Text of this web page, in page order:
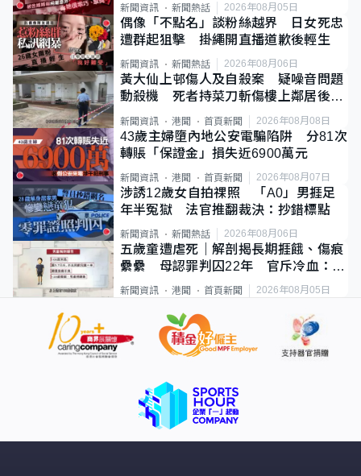
新聞資訊 新聞熱話 2026年08月05日
偶像「不點名」談粉絲越界 日女死忠
遭群起狙擊 掛繩開直播道歉後輕生
新聞資訊 新聞熱話 2026年08月06日
黃大仙上邨傷人及自殺案 疑噪音問題
動殺機 死者持菜刀斬傷樓上鄰居後墮
新聞資訊 港聞 首頁新聞 2026年08月08日
43歲主婦墮內地公安電騙陷阱 分81次
轉賬「保證金」損失近6900萬元
新聞資訊 港聞 首頁新聞 2026年08月07日
涉誘12歲女自拍祼照 「A0」男捱足
年半冤獄 法官推翻裁決：抄錯標點
新聞資訊 新聞熱話 2026年08月06日
五歲童遭虐死｜解剖揭長期捱餓、傷痕
纍纍 母認罪判囚22年 官斥冷血：同
類案最惡劣
新聞資訊 港聞 首頁新聞 2026年08月05日